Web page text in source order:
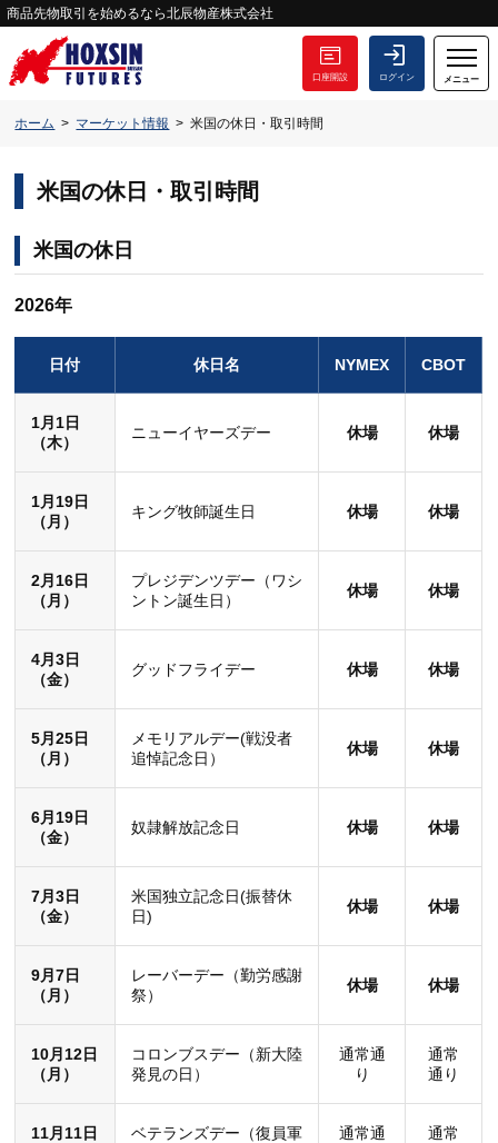
商品先物取引を始めるなら北辰物産株式会社
口座開設 ログイン メニュー
ホーム マーケット情報 米国の休日・取引時間
米国の休日・取引時間
米国の休日
2026年
日付 休日名 NYMEX CBOT
1月1日
（木）
ニューイヤーズデー 休場 休場
1月19日
（月）
キング牧師誕生日 休場 休場
2月16日
（月）
プレジデンツデー（ワシ
ントン誕生日）
休場 休場
4月3日
（金）
グッドフライデー 休場 休場
5月25日
（月）
メモリアルデー(戦没者
追悼記念日）
休場 休場
6月19日
（金）
奴隷解放記念日 休場 休場
7月3日
（金）
米国独立記念日(振替休
日)
休場 休場
9月7日
（月）
レーバーデー（勤労感謝
祭）
休場 休場
10月12日
（月）
コロンブスデー（新大陸
発見の日）
通常通
り
通常
通り
11月11日
ベテランズデー（復員軍
通常通
通常